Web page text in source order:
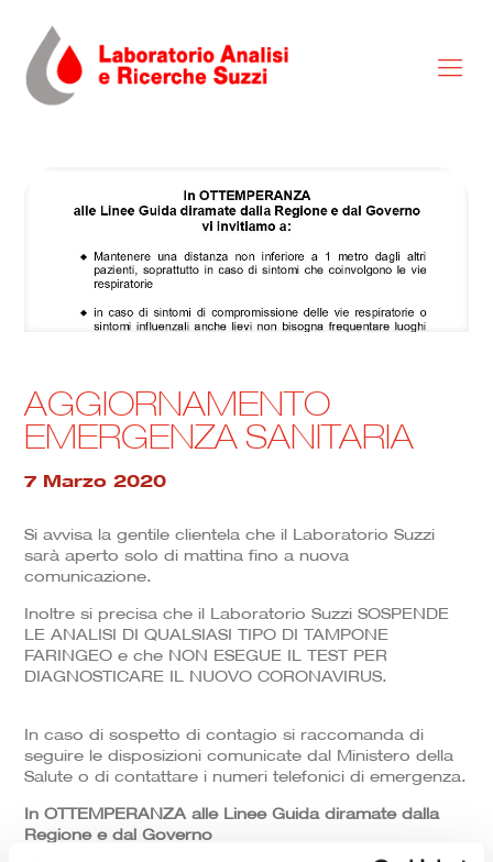
AGGIORNAMENTO
EMERGENZA SANITARIA
7 Marzo 2020
Si avvisa la gentile clientela che il Laboratorio Suzzi
sarà aperto solo di mattina fino a nuova
comunicazione.
Inoltre si precisa che il Laboratorio Suzzi SOSPENDE
LE ANALISI DI QUALSIASI TIPO DI TAMPONE
FARINGEO e che NON ESEGUE IL TEST PER
DIAGNOSTICARE IL NUOVO CORONAVIRUS.
In caso di sospetto di contagio si raccomanda di
seguire le disposizioni comunicate dal Ministero della
Salute o di contattare i numeri telefonici di emergenza.
In OTTEMPERANZA alle Linee Guida diramate dalla
Regione e dal Governo